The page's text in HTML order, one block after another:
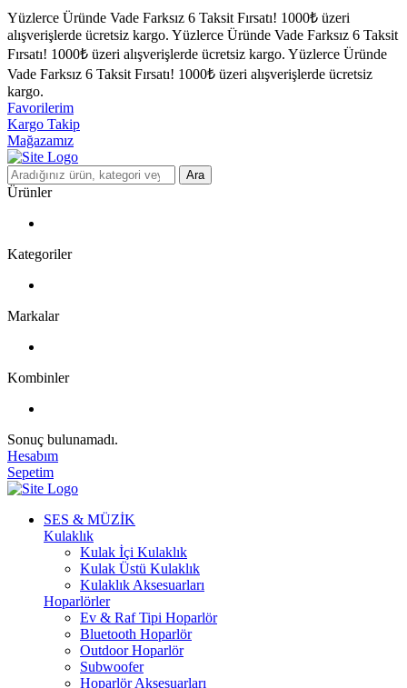
Yüzlerce Üründe Vade Farksız 6 Taksit Fırsatı! 1000₺ üzeri
alışverişlerde ücretsiz kargo. Yüzlerce Üründe Vade Farksız 6 Taksit
Fırsatı! 1000₺ üzeri alışverişlerde ücretsiz kargo. Yüzlerce Üründe
Vade Farksız 6 Taksit Fırsatı! 1000₺ üzeri alışverişlerde ücretsiz
kargo.
Favorilerim
Kargo Takip
Mağazamız
Ara
Ürünler
Kategoriler
Markalar
Kombinler
Sonuç bulunamadı.
Hesabım
Sepetim
SES & MÜZİK
Kulaklık
Kulak İçi Kulaklık
Kulak Üstü Kulaklık
Kulaklık Aksesuarları
Hoparlörler
Ev & Raf Tipi Hoparlör
Bluetooth Hoparlör
Outdoor Hoparlör
Subwoofer
Hoparlör Aksesuarları